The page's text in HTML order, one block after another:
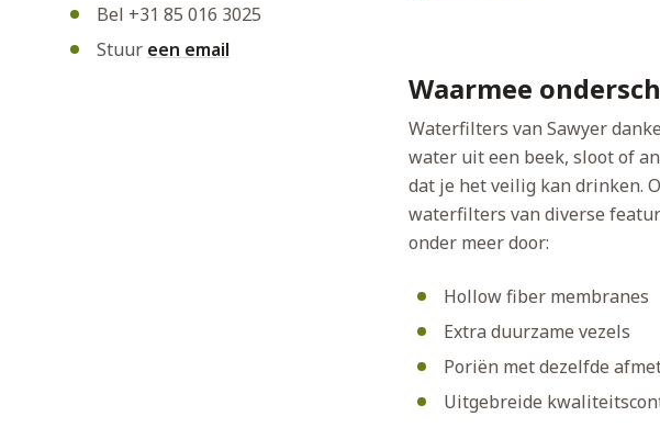
Waarmee
Waterfilters van Sawyer
water uit een beek, sloot of
dat je het veilig kan drinken.
waterfilters van diverse
onder meer door:
Hollow fiber membranes
Extra duurzame vezels
Poriën met dezelfde
Uitgebreide
Bel +31 85 016 3025
Stuur een email